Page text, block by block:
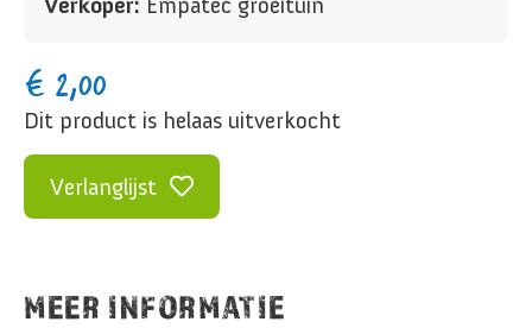
€ 2,00
Dit product is helaas uitverkocht
Verlanglijst
MEER INFORMATIE